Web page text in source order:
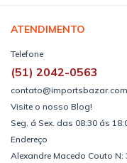
ATENDIMENTO
Telefone
(51) 2042-0563
Visite o nosso Blog!
Seg. á Sex. das 08:30 ás
Endereço
Alexandre Macedo Couto N: